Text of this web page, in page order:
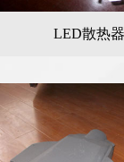
LED散热